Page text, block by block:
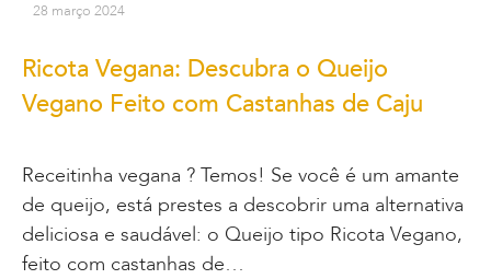
28 março 2024
Ricota Vegana: Descubra o Queijo
Vegano Feito com Castanhas de Caju
Receitinha vegana ? Temos! Se você é um amante
de queijo, está prestes a descobrir uma alternativa
deliciosa e saudável: o Queijo tipo Ricota Vegano,
feito com castanhas de…